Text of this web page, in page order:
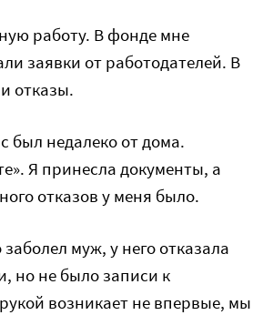
работу. В фонде мне
заявки от работодателей. В
отказы.
был недалеко от дома.
Я принесла документы, а
отказов у меня было.
муж, у него отказала
но не было записи к
возникает не впервые, мы